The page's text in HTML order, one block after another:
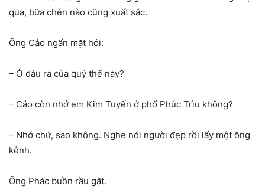
qua, bữa chén nào cũng xuất sắc.
Ông Cảo ngẩn mặt hỏi:
– Ở đâu ra của quý thế này?
– Cảo còn nhớ em Kim Tuyến ở phố Phúc Trìu không?
– Nhớ chứ, sao không. Nghe nói người đẹp rồi lấy một ông
kễnh.
Ông Phác buồn rầu gật.